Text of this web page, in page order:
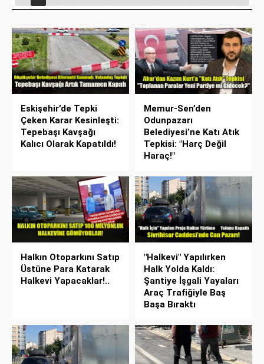
Eskişehir’de Tepki
Çeken Karar Kesinleşti:
Tepebaşı Kavşağı
Kalıcı Olarak Kapatıldı!
Memur-Sen’den
Odunpazarı
Belediyesi’ne Katı Atık
Tepkisi: "Harç Değil
Haraç!"
Halkın Otoparkını Satıp
Üstüne Para Katarak
Halkevi Yapacaklar!..
"Halkevi" Yapılırken
Halk Yolda Kaldı:
Şantiye İşgali Yayaları
Araç Trafiğiyle Baş
Başa Bıraktı